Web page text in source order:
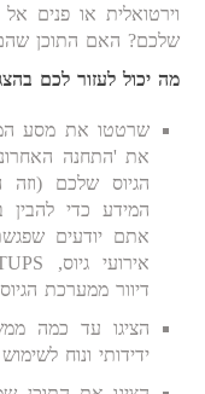
וירטואלית או פנים
שלכם? האם התוכן שהם
מה יכול לעזור לכם
שרטטו את מסע
את 'התחנה
הגיוס שלכם
המידע כדי להבין
אתם יודעים
דיוור ממערכת
הציגו עד כמה
ידידותי ונוח